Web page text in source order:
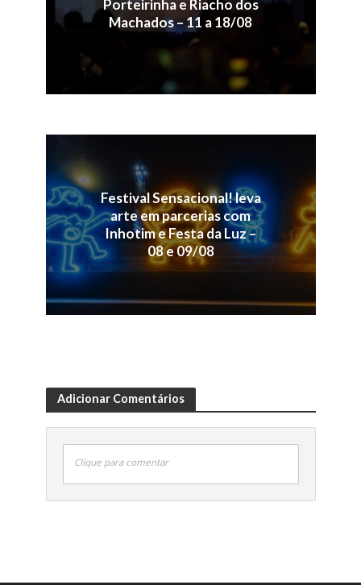
Porteirinha e Riacho dos
Machados – 11 a 18/08
Festival Sensacional! leva
arte em parcerias com
Inhotim e Festa da Luz –
08 e 09/08
Adicionar Comentários
Clique para comentar